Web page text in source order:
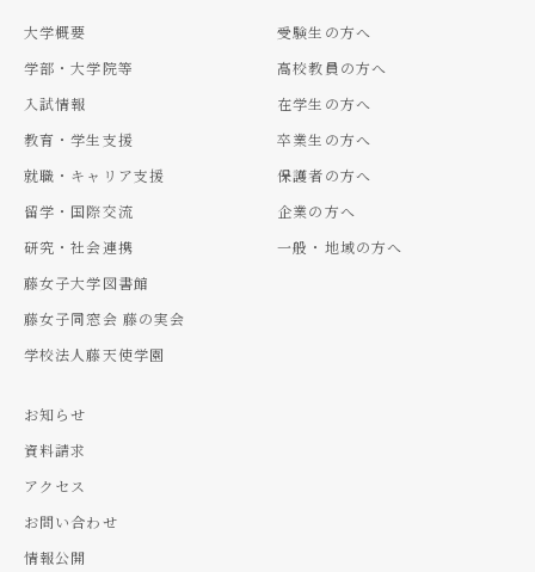
大学概要
学部・大学院等
入試情報
教育・学生支援
就職・キャリア支援
留学・国際交流
研究・社会連携
藤女子大学図書館
藤女子同窓会 藤の実会
学校法人藤天使学園
受験生の方へ
高校教員の方へ
在学生の方へ
卒業生の方へ
保護者の方へ
企業の方へ
一般・地域の方へ
お知らせ
資料請求
アクセス
お問い合わせ
情報公開